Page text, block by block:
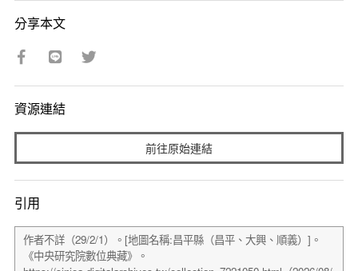
分享本文
資源連結
前往原始連結
引用